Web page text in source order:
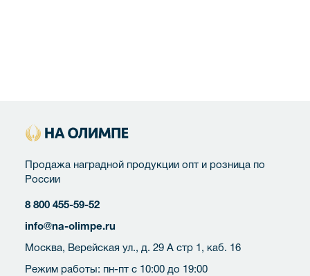
Продажа наградной продукции опт и розница по
России
8 800 455-59-52
info@na-olimpe.ru
Москва, Верейская ул., д. 29 А стр 1, каб. 16
Режим работы: пн-пт с 10:00 до 19:00